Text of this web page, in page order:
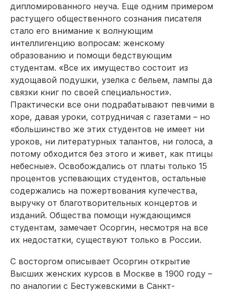
дипломированного неуча. Еще одним примером
растущего общественного сознания писателя
стало его внимание к волнующим
интеллигенцию вопросам: женскому
образованию и помощи бедствующим
студентам. «Все их имущество состоит из
худощавой подушки, узелка с бельем, лампы да
связки книг по своей специальности».
Практически все они подрабатывают певчими в
хоре, давая уроки, сотрудничая с газетами – но
«большинство же этих студентов не имеет ни
уроков, ни литературных талантов, ни голоса, а
потому обходится без этого и живет, как птицы
небесные». Освобождались от платы только 15
процентов успевающих студентов, остальные
содержались на пожертвования купечества,
выручку от благотворительных концертов и
изданий. Общества помощи нуждающимся
студентам, замечает Осоргин, несмотря на все
их недостатки, существуют только в России.
С восторгом описывает Осоргин открытие
Высших женских курсов в Москве в 1900 году –
по аналогии с Бес­тужевскими в Санкт-